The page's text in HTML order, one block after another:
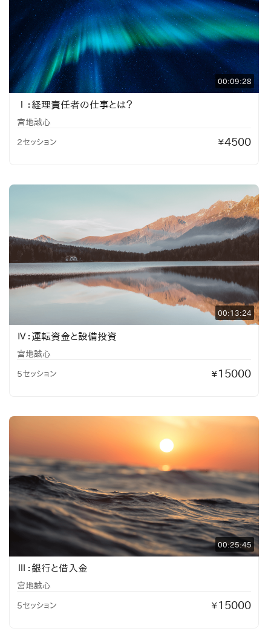
00:09:28
Ⅰ：経理責任者の仕事とは？
宮地誠心
2セッション ¥4500
00:13:24
Ⅳ：運転資金と設備投資
宮地誠心
5セッション ¥ 15000
00:25:45
Ⅲ：銀行と借入金
宮地誠心
5セッション ¥ 15000